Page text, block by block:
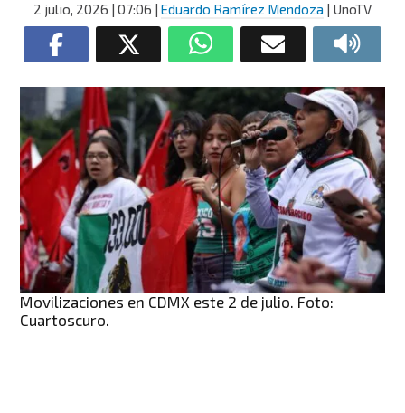
2 julio, 2026 | 07:06 | Eduardo Ramírez Mendoza | UnoTV
Movilizaciones en CDMX este 2 de julio. Foto:
Cuartoscuro.